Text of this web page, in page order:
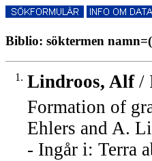
Biblio: söktermen
1. Lindroos, Alf/
Formation of
Ehlers and A.
- Ingår i: Terra